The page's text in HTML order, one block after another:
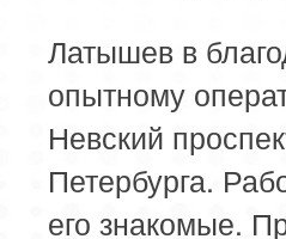
Латышев в
опытному
Невский
Петербурга.
его знакомые.